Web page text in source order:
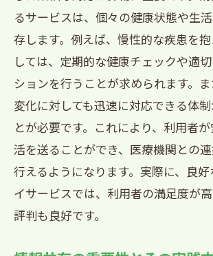
訪問看護と地域活動の連携
地域包括支援センターとの
訪問看護を支えるボランテ
地域資源の最大活用法
訪問看護、地域、家族が一
訪問看護によるサポート西宮市
ス選びの成功法
訪問看護を活かした成功事
家族とのコミュニケーション
るサービスは、個々の健康状態や生
存します。例えば、慢性的な疾患を
しては、定期的な健康チェックや適
ションを行うことが求められます。
変化に対しても迅速に対応できる体
とが必要です。これにより、利用者
活を送ることができ、医療機関との
行えるようになります。実際に、良
イサービスでは、利用者の満足度が
評判も良好です。